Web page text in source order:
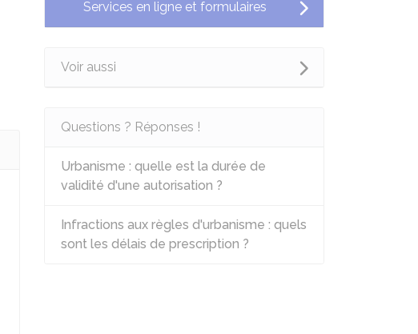
Services en ligne et formulaires
Voir aussi
Questions ? Réponses !
Urbanisme : quelle est la durée de
validité d'une autorisation ?
Infractions aux règles d'urbanisme : quels
sont les délais de prescription ?